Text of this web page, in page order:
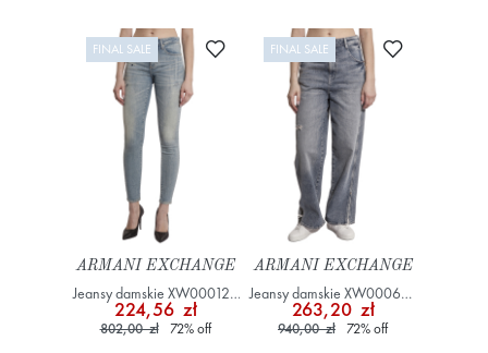
FINAL SALE Dodaj do ulubionych
ARMANI EXCHANGE
Jeansy damskie XW000123
AF12864 Niebieski
224,56 zł
802,00 zł 72%off
FINAL SALE Dodaj do
ARMANI EXCHANGE
Jeansy damskie XW000629
AF12090 Niebieski
263,20 zł
940,00 zł 72%off